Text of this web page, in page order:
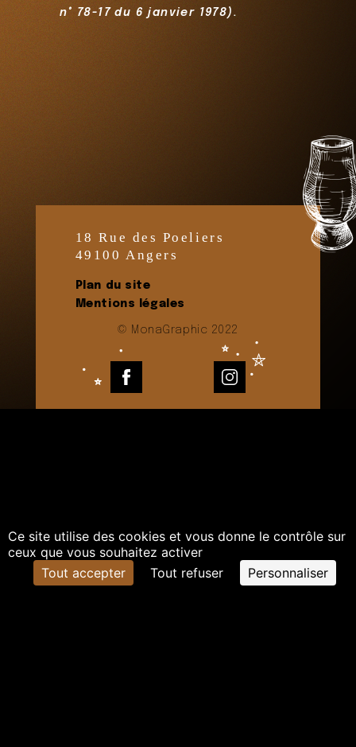
n° 78-17 du 6 janvier 1978).
18 Rue des Poeliers
49100 Angers
Plan du site
Mentions légales
© MonaGraphic 2022
Facebook Instagram
Ce site utilise des cookies et vous donne le contrôle sur
ceux que vous souhaitez activer
Tout accepter
Tout refuser Personnaliser